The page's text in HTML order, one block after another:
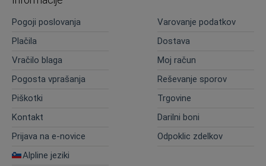
Pogoji poslovanja
Varovanje podatkov
Plačila
Dostava
Vračilo blaga
Moj račun
Pogosta vprašanja
Reševanje sporov
Piškotki
Trgovine
Kontakt
Darilni boni
Prijava na e-novice
Odpoklic zdelkov
Alpline jeziki